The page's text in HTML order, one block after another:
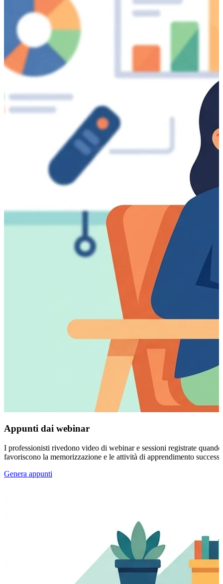
Appunti dai webinar
I professionisti rivedono video di webinar e sessioni registrate
favoriscono la memorizzazione e le attività di apprendimento
Genera appunti